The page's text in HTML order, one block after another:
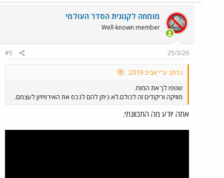
מומחה לקנונית הסדר העולמי
Well-known member
25/3/26
#5
נכתב ע"י אביב 2019:
שטפו לך את המוח.
מוזיקה וריקודים זה לכולם.לא ניתן להם לנכס את האירוויזיון לעצמם.
אתה יודע מה התכוונתי.